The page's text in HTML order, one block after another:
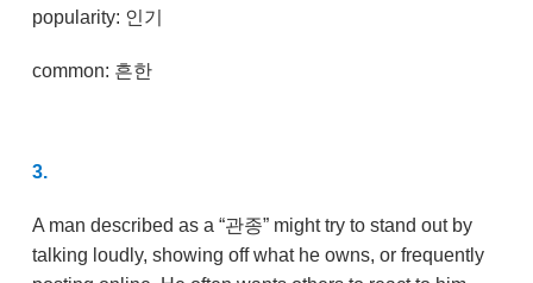
popularity: 인기
common: 흔한
3.
A man described as a “관종” might try to stand out by
talking loudly, showing off what he owns, or frequently